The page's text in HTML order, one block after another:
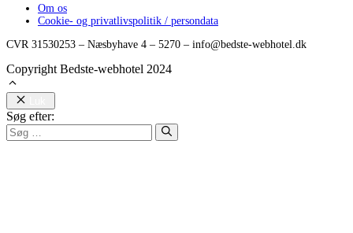
Om os
Cookie- og privatlivspolitik / persondata
CVR 31530253 – Næsbyhave 4 – 5270 – info@bedste-webhotel.dk
Copyright Bedste-webhotel 2024
Søg efter: